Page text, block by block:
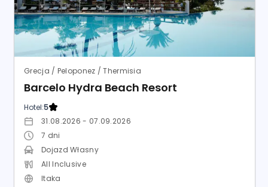
Grecja / Peloponez / Thermisia
Barcelo Hydra Beach Resort
Hotel:5
31.08.2026 - 07.09.2026
7 dni
Dojazd Własny
All Inclusive
Itaka